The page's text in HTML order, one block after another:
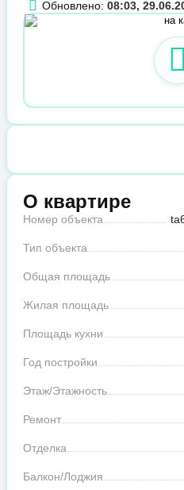
Обновлено: 08:03,
О квартире
Номер объекта
Тип объекта
Общая площадь
Жилая площадь
Площадь кухни
Год постройки
Этаж/Этажность
Ремонт
Отделка
Балкон/Лоджия